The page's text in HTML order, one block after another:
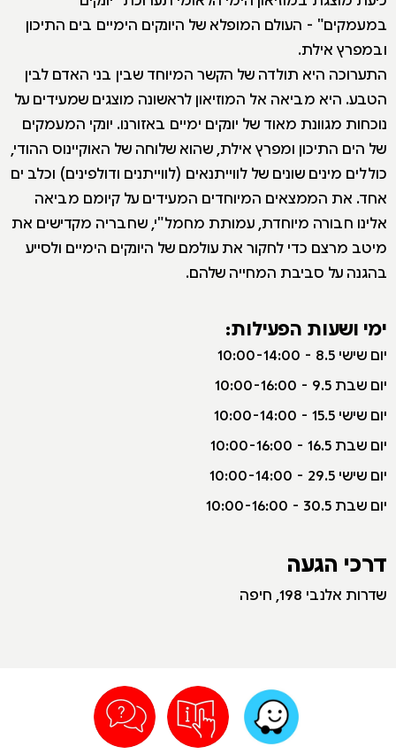
במעמקים" - העולם המופלא של היונקים הימיים בים התיכון
ובמפרץ אילת.
התערוכה היא תולדה של הקשר המיוחד שבין בני האדם לבין
הטבע. היא מביאה אל המוזיאון לראשונה מוצגים שמעידים על
נוכחות מגוונת מאוד של יונקים ימיים באזורנו. יונקי המעמקים
של הים התיכון ומפרץ אילת, שהוא שלוחה של האוקיינוס ההודי,
כוללים מינים שונים של לווייתנאים (לווייתנים ודולפינים) וכלב ים
אחד. את הממצאים המיוחדים המעידים על קיומם מביאה
אלינו חבורה מיוחדת, עמותת מחמל"י, שחבריה מקדישים את
מיטב מרצם כדי לחקור את עולמם של היונקים הימיים ולסייע
בהגנה על סביבת המחייה שלהם.
ימי ושעות הפעילות:
יום שישי 8.5 - 10:00-14:00
יום שבת 9.5 - 10:00-16:00
יום שישי 15.5 - 10:00-14:00
יום שבת 16.5 - 10:00-16:00
יום שישי 29.5 - 10:00-14:00
יום שבת 30.5 - 10:00-16:00
דרכי הגעה
שדרות אלנבי 198, חיפה